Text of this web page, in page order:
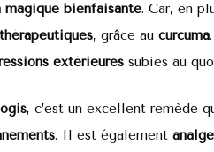
magique bienfaisante. Car, en
, grâce au curcuma
extérieures subies au
, c’est un excellent remède
. Il est également